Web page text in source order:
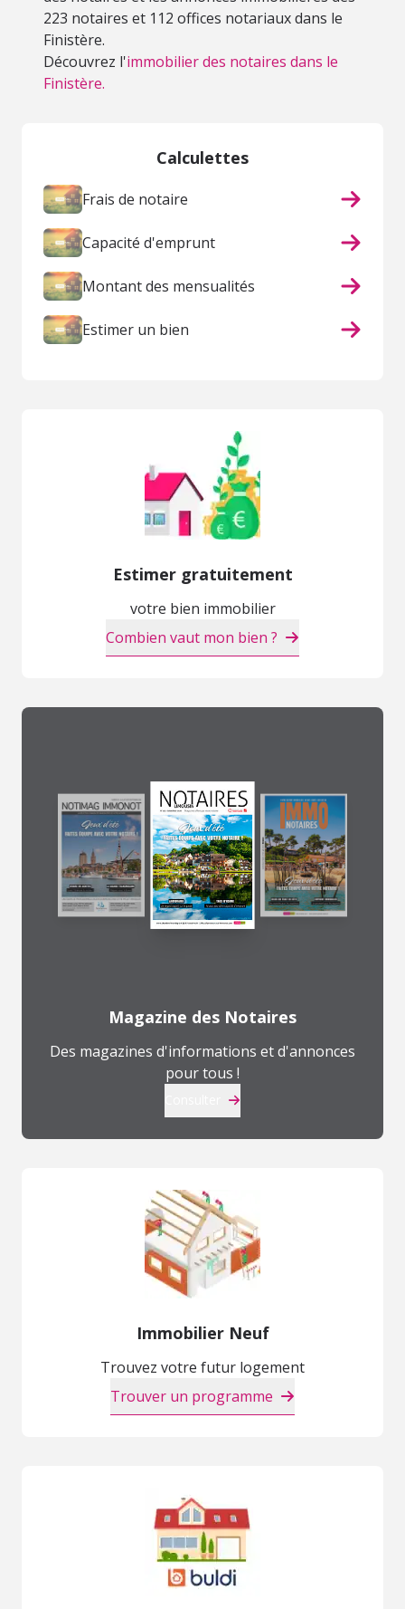
223 notaires et 112 offices notariaux dans le
Finistère.
Découvrez l'immobilier des notaires dans le
Finistère.
Calculettes
Frais de notaire
Capacité d'emprunt
Montant des mensualités
Estimer un bien
Estimer gratuitement
votre bien immobilier
Combien vaut mon bien ?
Magazine des Notaires
Des magazines d'informations et d'annonces
pour tous !
Immobilier Neuf
Trouvez votre futur logement
Trouver un programme